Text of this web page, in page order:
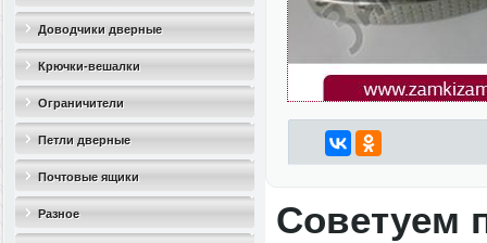
Доводчики дверные
Крючки-вешалки
Ограничители
дверные(стопоры)
Петли дверные
Почтовые ящики
Разное Советуем